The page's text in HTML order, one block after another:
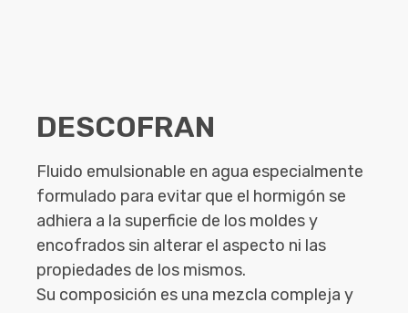
DESCOFRAN
Fluido emulsionable en agua especialmente
formulado para evitar que el hormigón se
adhiera a la superficie de los moldes y
encofrados sin alterar el aspecto ni las
propiedades de los mismos.
Su composición es una mezcla compleja y